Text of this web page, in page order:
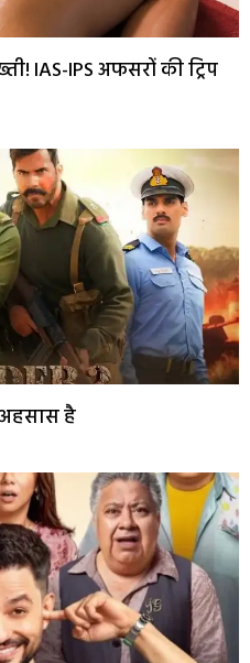
IAS-IPS अफसरों की ट्रिप
अहसास है